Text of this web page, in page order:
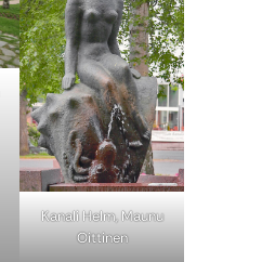
Kanali Helm, Maunu
Oittinen